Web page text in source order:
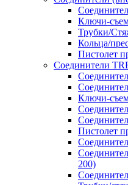
Ключи-
Трубки/
Кольца/
Пистолет
Соединители
Ключи-
Пистолет
200)